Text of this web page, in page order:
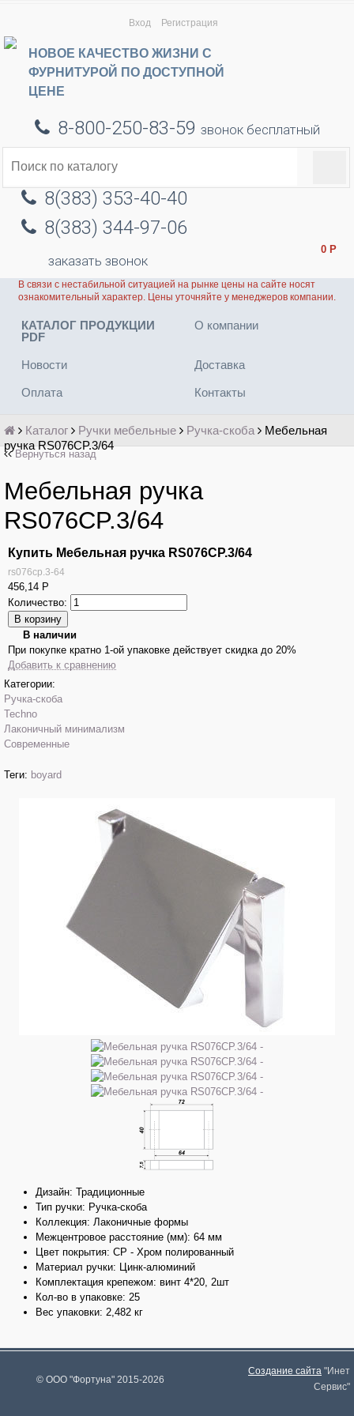
Вход Регистрация
НОВОЕ КАЧЕСТВО ЖИЗНИ С
ФУРНИТУРОЙ ПО ДОСТУПНОЙ
ЦЕНЕ
8-800-250-83-59 звонок бесплатный
8(383) 353-40-40
8(383) 344-97-06
заказать звонок
0 Р
В связи с нестабильной ситуацией на рынке цены на сайте носят
ознакомительный характер. Цены уточняйте у менеджеров компании.
КАТАЛОГ ПРОДУКЦИИ
PDF
О компании
Новости Доставка
Оплата Контакты
Каталог Ручки мебельные Ручка-скоба
Мебельная
ручка RS076CP.3/64
Вернуться назад
Мебельная ручка
RS076CP.3/64
Купить Мебельная ручка RS076CP.3/64
rs076cp.3-64
456,14 Р
Количество:
В наличии
При покупке кратно 1-ой упаковке действует скидка до 20%
Добавить к сравнению
Категории:
Ручка-скоба
Techno
Лаконичный минимализм
Современные
Теги: boyard
Дизайн: Традиционные
Тип ручки: Ручка-скоба
Коллекция: Лаконичные формы
Межцентровое расстояние (мм): 64 мм
Цвет покрытия: CP - Хром полированный
Материал ручки: Цинк-алюминий
Комплектация крепежом: винт 4*20, 2шт
Кол-во в упаковке: 25
Вес упаковки: 2,482 кг
Создание сайта "Инет
Сервис"
© ООО "Фортуна" 2015-2026